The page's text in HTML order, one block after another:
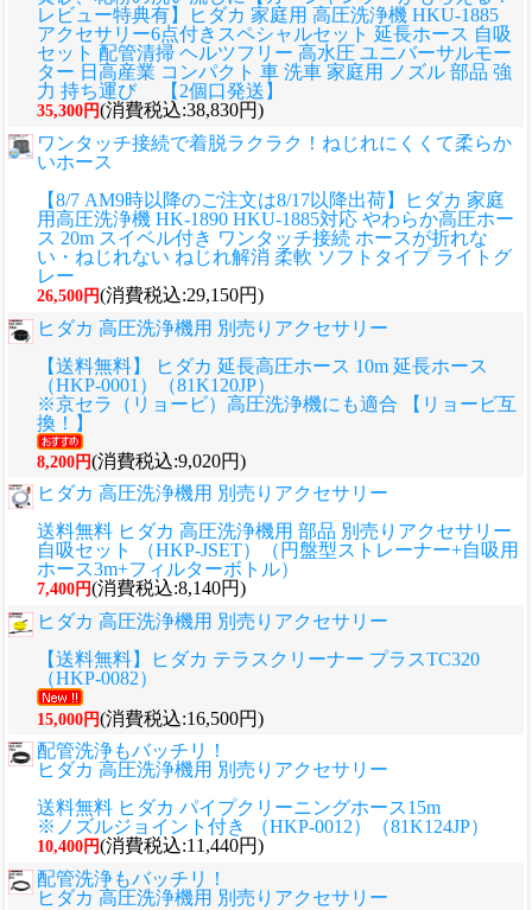
レビュー特典有】ヒダカ 家庭用 高圧洗浄機 HKU-1885
アクセサリー6点付きスペシャルセット 延長ホース 自吸
セット 配管清掃 ヘルツフリー 高水圧 ユニバーサルモー
ター 日高産業 コンパクト 車 洗車 家庭用 ノズル 部品 強
力 持ち運び 【2個口発送】
35,300円(消費税込:38,830円)
ワンタッチ接続で着脱ラクラク！ねじれにくくて柔らか
いホース
【8/7 AM9時以降のご注文は8/17以降出荷】ヒダカ 家庭
用高圧洗浄機 HK-1890 HKU-1885対応 やわらか高圧ホー
ス 20m スイベル付き ワンタッチ接続 ホースが折れな
い・ねじれない ねじれ解消 柔軟 ソフトタイプ ライトグ
レー
26,500円(消費税込:29,150円)
ヒダカ 高圧洗浄機用 別売りアクセサリー
【送料無料】 ヒダカ 延長高圧ホース 10m 延長ホース
（HKP-0001）（81K120JP）
※京セラ（リョービ）高圧洗浄機にも適合 【リョービ互
換！】
8,200円(消費税込:9,020円)
ヒダカ 高圧洗浄機用 別売りアクセサリー
送料無料 ヒダカ 高圧洗浄機用 部品 別売りアクセサリー
自吸セット （HKP-JSET）（円盤型ストレーナー+自吸用
ホース3m+フィルターボトル）
7,400円(消費税込:8,140円)
ヒダカ 高圧洗浄機用 別売りアクセサリー
【送料無料】ヒダカ テラスクリーナー プラスTC320
（HKP-0082）
15,000円(消費税込:16,500円)
配管洗浄もバッチリ！
ヒダカ 高圧洗浄機用 別売りアクセサリー
送料無料 ヒダカ パイプクリーニングホース15m
※ノズルジョイント付き （HKP-0012）（81K124JP）
10,400円(消費税込:11,440円)
配管洗浄もバッチリ！
ヒダカ 高圧洗浄機用 別売りアクセサリー